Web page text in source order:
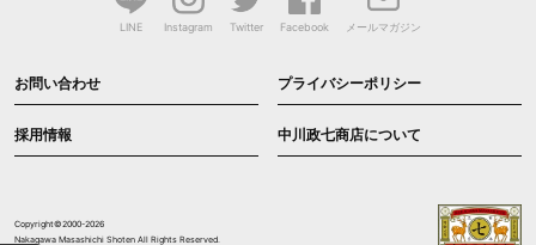
LINE Instagram Twitter Facebook メールマガジン
お問い合わせ プライバシーポリシー
採用情報 中川政七商店について
Copyright©2000-2026
Nakagawa Masashichi Shoten All Rights Reserved.